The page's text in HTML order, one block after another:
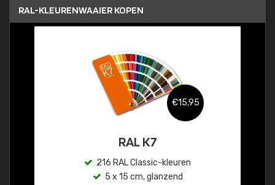
RAL-KLEURENWAAIER KOPEN
€15,95
RAL K7
216 RAL Classic-kleuren
5 x 15 cm, glanzend